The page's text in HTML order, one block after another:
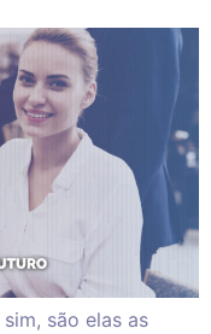
são elas as